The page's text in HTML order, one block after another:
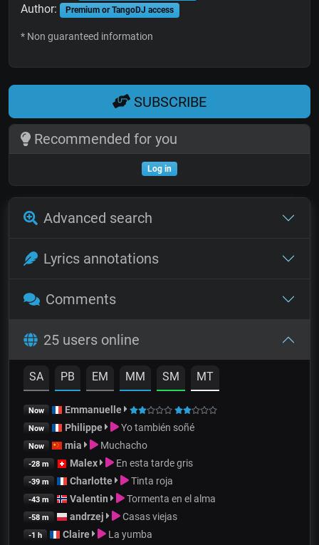
Author: Premium or TangoDJ access
* Non guaranteed information
SUBSCRIBE
Recommended for you
Log in
Advanced search
Lyrics annotations
Comments
25 users online
SA PB EM MM SM MT
Now Emmanuelle
Now Philippe Yo también soñé
Now mia Muchacho
-28 m Malex En esta tarde gris
-39 m Charlotte Tinta roja
-43 m Valentin Tormenta en el alma
-58 m andrzej Casas viejas
-1 h Claire La yumba